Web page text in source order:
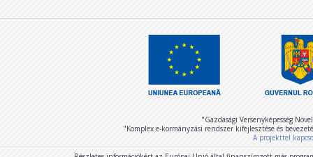
"Gazdasági Versenyképesség
"Komplex e-kormányzási rendszer kifejlesztése és
A projekttel